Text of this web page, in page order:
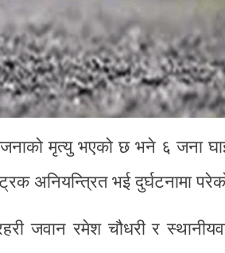
मृत्यु भएको छ भने ६ जना
अनियन्त्रित भई दुर्घटनामा
जवान रमेश चौधरी र